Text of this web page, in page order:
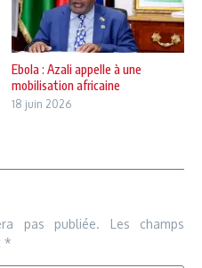
Ebola : Azali appelle à une
mobilisation africaine
18 juin 2026
pas publiée.
Les champs
*